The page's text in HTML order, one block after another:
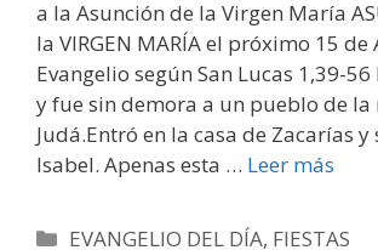
a la Asunción de la Virgen María
la VIRGEN MARÍA el próximo 15 de
Evangelio según San Lucas 1,39-
y fue sin demora a un pueblo de la
Judá.Entró en la casa de Zacarías y
Isabel. Apenas esta … Leer más
Categorías
EVANGELIO DEL DÍA, FIESTAS